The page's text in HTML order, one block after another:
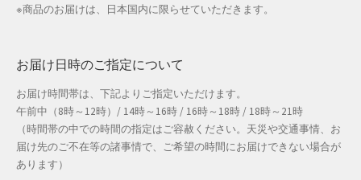
配送先住所
新春・初売り特集
新着
春の新生活応援
※商品のお届けは、日本国内に限らせていただきます。
お届け日時のご指定について
お届け時間帯は、下記よりご指定いただけます。
午前中（8時～12時）/ 14時～16時 / 16時～18時 / 18時～21時
（時間帯の中での時間の指定はご容赦ください。天災や交通事情、お
届け先のご不在等の諸事情で、ご希望の時間にお届けできない場合が
あります）